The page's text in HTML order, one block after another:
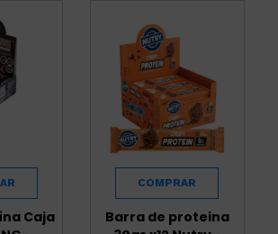
Caja
Barra de proteina